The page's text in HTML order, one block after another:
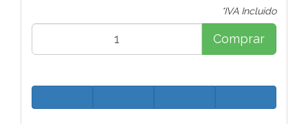
*IVA Incluido
Comprar